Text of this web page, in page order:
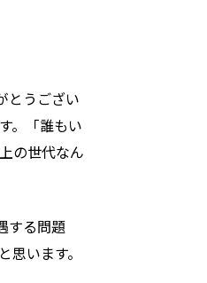
とうござい
。「誰もい
の世代なん
する問題
います。